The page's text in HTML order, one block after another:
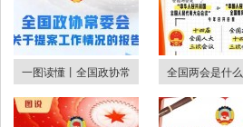
一图读懂丨全国政协常 全国两会是什